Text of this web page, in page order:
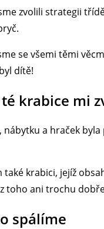
zvolili strategii
se všemi těmi
dítě!
krabice mi
nábytku a hraček
také krabici, jejíž
toho ani trochu
spálíme